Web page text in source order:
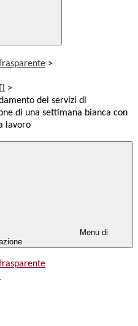
>
>
dei servizi di
di una settimana bianca con
lavoro
Menu di